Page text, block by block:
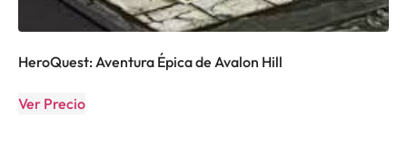
HeroQuest: Aventura Épica de Avalon Hill
Ver Precio